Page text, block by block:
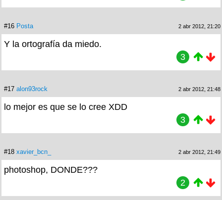
#16 Posta 2 abr 2012, 21:20
Y la ortografía da miedo.
3
#17 alon93rock 2 abr 2012, 21:48
lo mejor es que se lo cree XDD
3
#18 xavier_bcn_ 2 abr 2012, 21:49
photoshop, DONDE???
2